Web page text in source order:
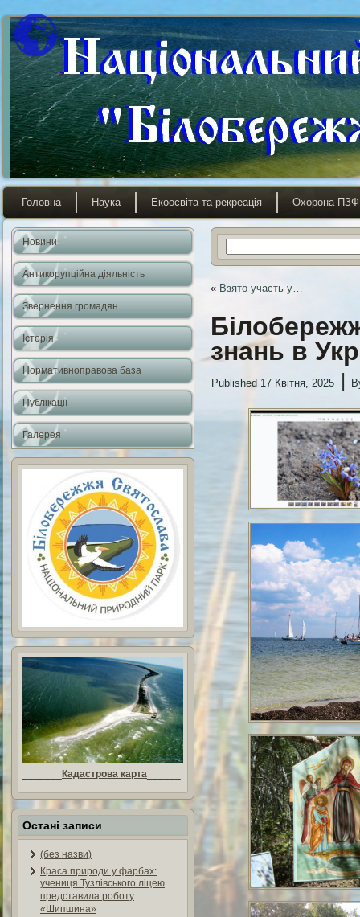
Головна Наука Екоосвіта та рекреація Охорона ПЗФ
Новини
Антикорупційна діяльність
Звернення громадян
Історія
Нормативноправова база
Публікації
Галерея
Кадастрова карта
Остані записи
(без назви)
Краса природи у фарбах:
учениця Тузлівського ліцею
представила роботу
«Шипшина»
« Взято участь у…
знань в
Published 17 Квітня, 2025 |